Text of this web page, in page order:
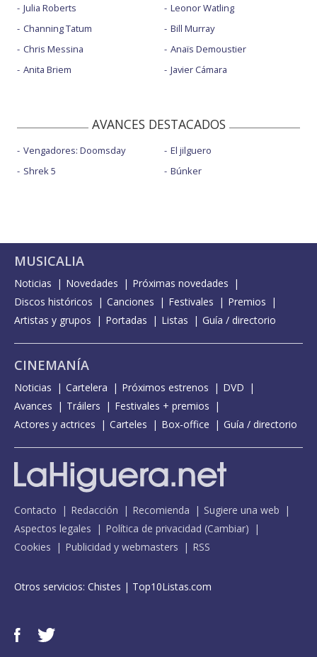
Julia Roberts
Channing Tatum
Chris Messina
Anita Briem
Leonor Watling
Bill Murray
Anaïs Demoustier
Javier Cámara
AVANCES DESTACADOS
Vengadores: Doomsday
Shrek 5
El jilguero
Búnker
MUSICALIA
Noticias Novedades
Próximas novedades
Discos históricos
Canciones Festivales
Premios
Artistas y grupos
Portadas Listas Guía / directorio
CINEMANÍA
Noticias Cartelera Próximos estrenos
DVD
Avances
Tráilers
Festivales + premios
Actores y actrices
Carteles Box-office Guía / directorio
Contacto Redacción Recomienda
Sugiere una web
Aspectos legales
Política de privacidad (Cambiar)
Cookies
Publicidad y webmasters RSS
Otros servicios: Chistes | Top10Listas.com